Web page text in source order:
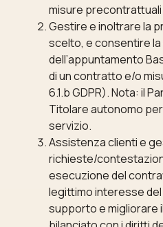
misure precontrattuali
Gestire e inoltrare la
scelto, e consentire
dell’appuntamento
di un contratto e/o
6.1.b GDPR). Nota: il
Titolare autonomo
servizio.
Assistenza clienti e
richieste/
esecuzione del
legittimo interesse
supporto e migliorare